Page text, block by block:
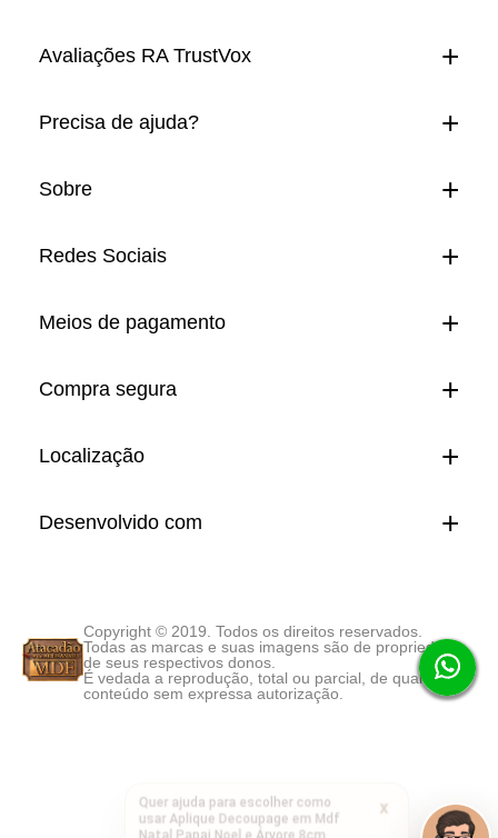
Avaliações RA TrustVox
Precisa de ajuda?
Sobre
Redes Sociais
Meios de pagamento
Compra segura
Localização
Desenvolvido com
Copyright © 2019. Todos os direitos reservados.
Todas as marcas e suas imagens são de propriedade
de seus respectivos donos.
É vedada a reprodução, total ou parcial, de qualquer
conteúdo sem expressa autorização.